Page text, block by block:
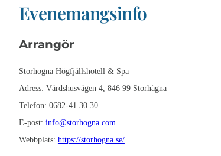
Evenemangsinfo
Arrangör
Storhogna Högfjällshotell & Spa
Adress: Värdshusvägen 4, 846 99 Storhågna
Telefon: 0682-41 30 30
E-post: info@storhogna.com
Webbplats: https://storhogna.se/